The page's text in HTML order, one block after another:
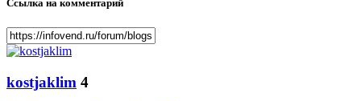
Ссылка на комментарий
kostjaklim 4